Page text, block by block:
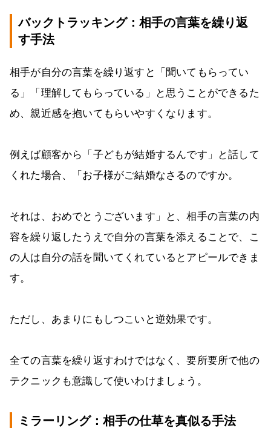
バックトラッキング：相手の言葉を繰り返
す手法
相手が自分の言葉を繰り返すと「聞いてもらってい
る」「理解してもらっている」と思うことができるた
め、親近感を抱いてもらいやすくなります。
例えば顧客から「子どもが結婚するんです」と話して
くれた場合、「お子様がご結婚なさるのですか。
それは、おめでとうございます」と、相手の言葉の内
容を繰り返したうえで自分の言葉を添えることで、こ
の人は自分の話を聞いてくれているとアピールできま
す。
ただし、あまりにもしつこいと逆効果です。
全ての言葉を繰り返すわけではなく、要所要所で他の
テクニックも意識して使いわけましょう。
ミラーリング：相手の仕草を真似る手法